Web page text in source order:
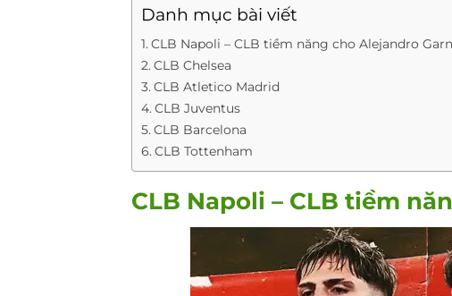
Danh mục bài viết
CLB Napoli – CLB tiềm năng cho Alejandro
CLB Chelsea
CLB Atletico Madrid
CLB Juventus
CLB Barcelona
CLB Tottenham
CLB Napoli – CLB tiềm